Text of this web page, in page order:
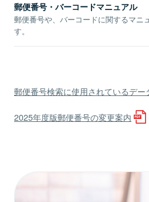
郵便番号・バーコードマニュアル
郵便番号や、バーコードに関するマニ
す。
郵便番号検索に使用されているデー
2025年度版郵便番号の変更案内